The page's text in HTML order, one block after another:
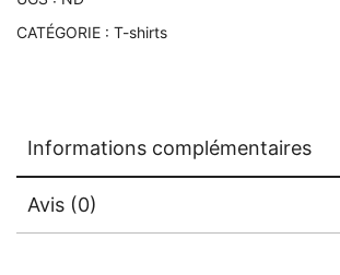
CATÉGORIE : T-shirts
Informations complémentaires
Avis (0)